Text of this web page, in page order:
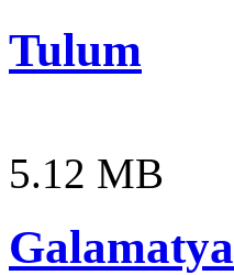
Tulum
5.12 MB
Galamatya